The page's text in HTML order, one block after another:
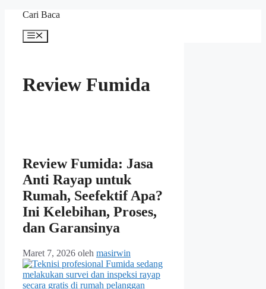
Langsung
Cari Baca
Menu
Review Fumida
Review Fumida: Jasa
Anti Rayap untuk
Rumah, Seefektif Apa?
Ini Kelebihan, Proses,
dan Garansinya
Maret 7, 2026 oleh masirwin